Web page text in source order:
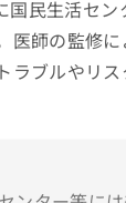
国民生活セ
医師の監修
ラブルやリ